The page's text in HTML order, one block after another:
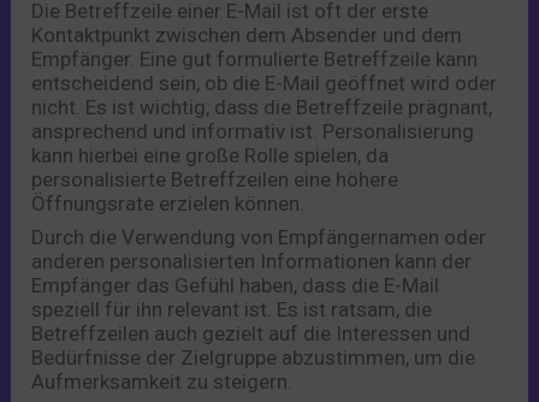
Die Betreffzeile einer E-Mail ist oft der erste
Kontaktpunkt zwischen dem Absender und dem
Empfänger. Eine gut formulierte Betreffzeile kann
entscheidend sein, ob die E-Mail geöffnet wird oder
nicht. Es ist wichtig, dass die Betreffzeile prägnant,
ansprechend und informativ ist. Personalisierung
kann hierbei eine große Rolle spielen, da
personalisierte Betreffzeilen eine höhere
Öffnungsrate erzielen können.
Durch die Verwendung von Empfängernamen oder
anderen personalisierten Informationen kann der
Empfänger das Gefühl haben, dass die E-Mail
speziell für ihn relevant ist. Es ist ratsam, die
Betreffzeilen auch gezielt auf die Interessen und
Bedürfnisse der Zielgruppe abzustimmen, um die
Aufmerksamkeit zu steigern.